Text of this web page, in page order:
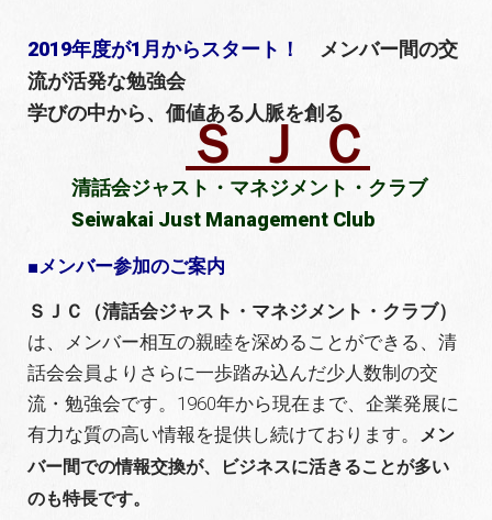
2019年度が1月からスタート！
メンバー間の交
流が活発な勉強会
学びの中から、価値ある人脈を創る
Ｓ Ｊ Ｃ
清話会ジャスト・マネジメント・クラブ
Seiwakai Just Management Club
■メンバー参加のご案内
ＳＪＣ（清話会ジャスト・マネジメント・クラブ）
は、メンバー相互の親睦を深めることができる、清
話会会員よりさらに一歩踏み込んだ少人数制の交
流・勉強会です。1960年から現在まで、企業発展に
有力な質の高い情報を提供し続けております。 メン
バー間での情報交換が、ビジネスに活きることが多い
のも特長です。